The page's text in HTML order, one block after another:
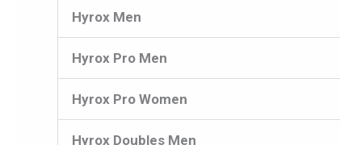
Hyrox Men
Hyrox Pro Men
Hyrox Pro Women
Hyrox Doubles Men